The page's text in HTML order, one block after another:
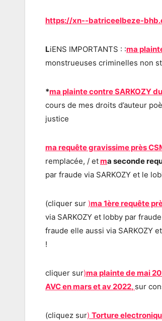
https://xn--batriceelbeze-
LiENS IMPORTANTS : :ma
monstrueuses criminelles non
*ma plainte contre SARKOZY
cours de mes droits d’auteur
justice
ma requête gravissime près
remplacée, / etma seconde
par fraude via SARKOZY et le
(cliquer sur )ma 1ère requête
via SARKOZY et lobby par
fraude elle aussi via SARKOZY
!
cliquer sur)ma plainte de mai
AVC en mars et av 2022, sur
(cliquez sur) Torture